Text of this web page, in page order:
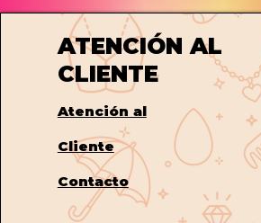
ATENCIÓN AL
CLIENTE
Atención al
Cliente
Contacto